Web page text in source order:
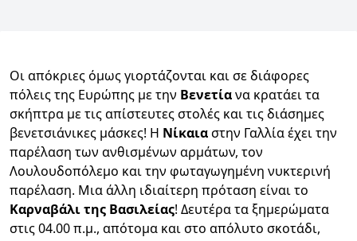
Οι απόκριες όμως γιορτάζονται και σε διάφορες
πόλεις της Ευρώπης με την Βενετίανα κρατάει τα
σκήπτρα με τις απίστευτες στολές και τις διάσημες
βενετσιάνικες μάσκες! Η Νίκαιαστην Γαλλία έχει την
παρέλαση των ανθισμένων αρμάτων, τον
Λουλουδοπόλεμο και την φωταγωγημένη νυκτερινή
παρέλαση. Μια άλλη ιδιαίτερη πρόταση είναι το
Καρναβάλι της Βασιλείας! Δευτέρα τα ξημερώματα
στις 04.00 π.μ., απότομα και στο απόλυτο σκοτάδι,